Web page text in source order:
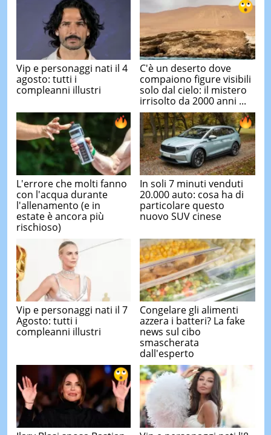
Vip e personaggi nati il 4
agosto: tutti i
compleanni illustri
C'è un deserto dove
compaiono figure visibili
solo dal cielo: il mistero
irrisolto da 2000 anni ...
L'errore che molti fanno
con l'acqua durante
l'allenamento (e in
estate è ancora più
rischioso)
In soli 7 minuti venduti
20.000 auto: cosa ha di
particolare questo
nuovo SUV cinese
Vip e personaggi nati il 7
Agosto: tutti i
compleanni illustri
Congelare gli alimenti
azzera i batteri? La fake
news sul cibo
smascherata
dall'esperto